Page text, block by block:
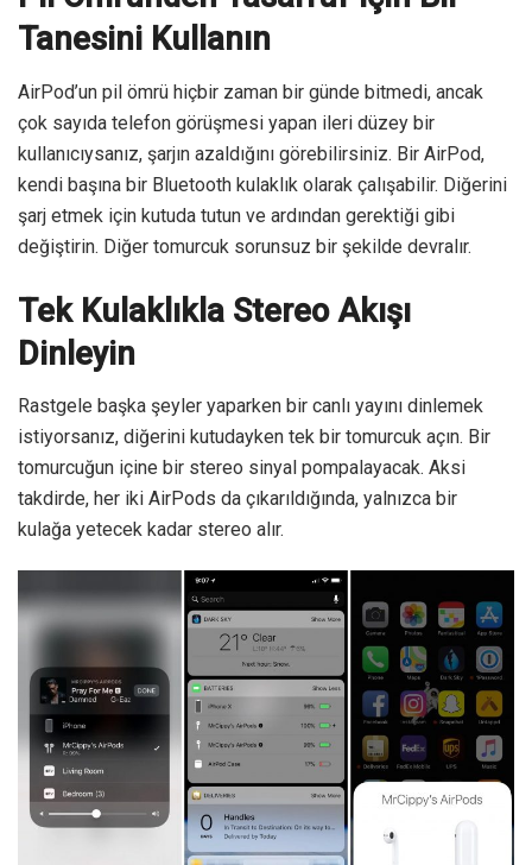
Tanesini Kullanın
AirPod’un pil ömrü hiçbir zaman bir günde bitmedi, ancak
çok sayıda telefon görüşmesi yapan ileri düzey bir
kullanıcıysanız, şarjın azaldığını görebilirsiniz. Bir AirPod,
kendi başına bir Bluetooth kulaklık olarak çalışabilir. Diğerini
şarj etmek için kutuda tutun ve ardından gerektiği gibi
değiştirin. Diğer tomurcuk sorunsuz bir şekilde devralır.
Tek Kulaklıkla Stereo Akışı
Dinleyin
Rastgele başka şeyler yaparken bir canlı yayını dinlemek
istiyorsanız, diğerini kutudayken tek bir tomurcuk açın. Bir
tomurcuğun içine bir stereo sinyal pompalayacak. Aksi
takdirde, her iki AirPods da çıkarıldığında, yalnızca bir
kulağa yetecek kadar stereo alır.